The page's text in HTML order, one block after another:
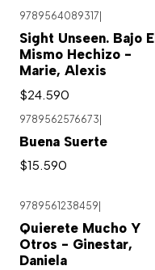
9789564089317
Sight Unseen. Bajo El
Mismo Hechizo -
Marie, Alexis
$24.590
9789562576673|
Buena Suerte
$15.590
9789561238459
Quierete Mucho Y
Otros - Ginestar,
Daniela